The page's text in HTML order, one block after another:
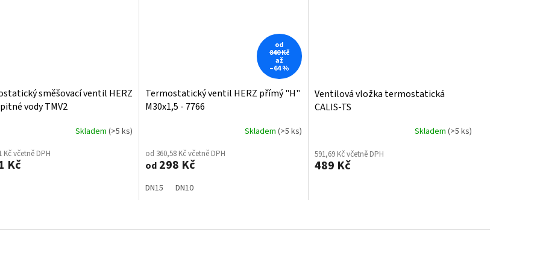
směšovací ventil HERZ
vody TMV2
Skladem (>5 ks)
Kč včetně DPH
Kč
od
840 Kč
až
–64 %
Termostatický ventil HERZ přímý "H"
M30x1,5 - 7766
Skladem (>5 ks)
od 360,58 Kč včetně DPH
od298 Kč
DN15 DN10
Ventilová vložka termostatická
CALIS-TS
Skladem (>5 ks)
591,69 Kč včetně DPH
489 Kč
v